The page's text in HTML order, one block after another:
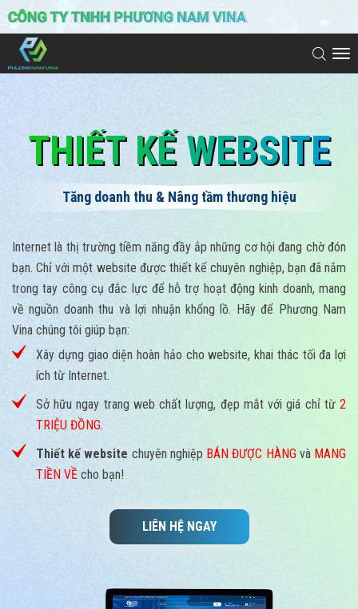
THIẾT KẾ WEBSITE
Tăng doanh thu & Nâng tầm thương hiệu
Internet là thị trường tiềm năng đầy ắp những cơ hội đang chờ đón
bạn. Chỉ với một website được thiết kế chuyên nghiệp, bạn đã nắm
trong tay công cụ đắc lực để hỗ trợ hoạt động kinh doanh, mang
về nguồn doanh thu và lợi nhuận khổng lồ. Hãy để Phương Nam
Vina chúng tôi giúp bạn:
Xây dựng giao diện hoàn hảo cho website, khai thác tối đa lợi
ích từ Internet.
Sở hữu ngay trang web chất lượng, đẹp mắt với giá chỉ từ 2
TRIỆU ĐỒNG.
Thiết kế website chuyên nghiệp BÁN ĐƯỢC HÀNGvà MANG
TIỀN VỀ cho bạn!
LIÊN HỆ NGAY